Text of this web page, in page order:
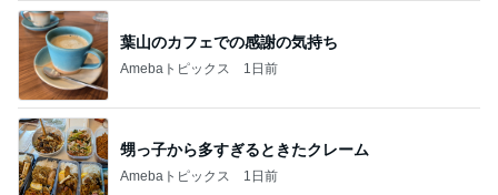
葉山のカフェでの感謝の気持ち
Amebaトピックス 1日前
甥っ子から多すぎるときたクレーム
Amebaトピックス 1日前